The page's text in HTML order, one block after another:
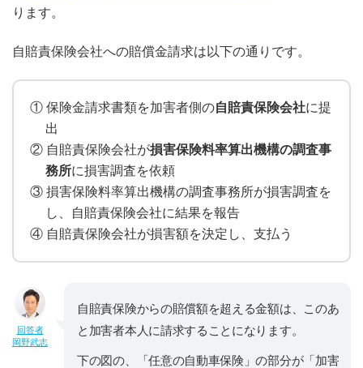
ります。
自賠責保険会社への賠償金請求は以下の通りです。
① 保険金請求書類を加害者側の自賠責保険会社に提
出
② 自賠責保険会社が損害保険料率算出機構の調査事
務所に損害調査を依頼
③ 損害保険料率算出機構の調査事務所が損害調査を
し、自賠責保険会社に結果を報告
④ 自賠責保険会社が損害額を決定し、支払う
回答者
岡野武志
自賠責保険からの賠償額を超える金額は、このあ
と加害者本人に請求することになります。
下の図の、「任意の自動車保険」の部分が「加害